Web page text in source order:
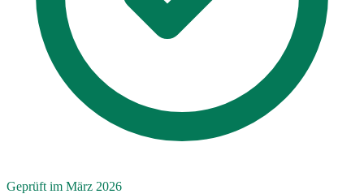
Geprüft im März 2026